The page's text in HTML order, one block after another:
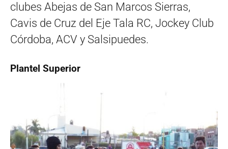
clubes Abejas de San Marcos Sierras,
Cavis de Cruz del Eje Tala RC, Jockey Club
Córdoba, ACV y Salsipuedes.
Plantel Superior